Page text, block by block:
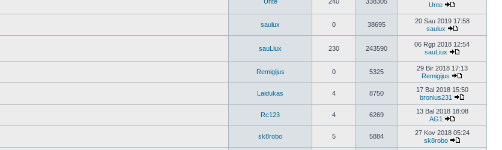
Unte
saulux 0 38695
20 Sau 2019 17:58
saulux
sauLiux 230 243590
06 Rgp 2018 12:54
sauLiux
Remigijus 0 5325
29 Bir 2018 17:13
Remigijus
Laidukas 4 8750
17 Bal 2018 15:50
bronius231
Rc123 4 6269
13 Bal 2018 18:08
AG1
sk8robo 5 5884
27 Kov 2018 05:24
sk8robo